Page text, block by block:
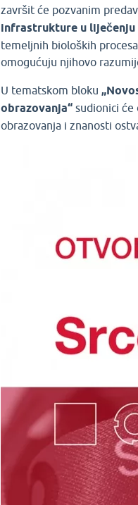
završit će pozvanim
infrastrukture u liječenju
temeljnih bioloških
omogućuju njihovo
U tematskom bloku
obrazovanja“ sudionici
obrazovanja i znanosti